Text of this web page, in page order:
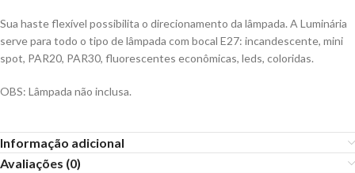
Sua haste flexível possibilita o direcionamento da lâmpada. A Luminária
serve para todo o tipo de lâmpada com bocal E27: incandescente, mini
spot, PAR20, PAR30, fluorescentes econômicas, leds, coloridas.
OBS: Lâmpada não inclusa.
Informação adicional
Avaliações (0)